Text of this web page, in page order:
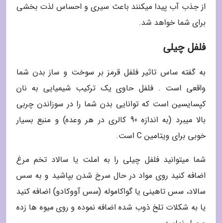
از جذب آب پیدا میکنند باعث سیری و احساس لذت بخشی
برای شما خواهد شد.
فلفل چیلی
به گفته ساس تاثیر فلفل قرمز بر سوخت و ساز بدن شما
واقعی است . فلفل حاوی یک ترکیب شیمیایی به نان
کپسایسین است که توانایی بدن شما را در سوزاندن چربی
بالا میبرد (به اندازه 90 کالری در هر وعده) و منبع بسیار
خوبی برای ویتامین C است.
شما میتوانید فلفل چیلی را به املت یا سالاد تخم مرغ
اضافه کنید روی مواد در حال سرخ شدن بپاشید و به سس
سالاد، سس تاهینی یا گواکاموله (سس آووکادو) اضافه کنید
یا به شکلات تلخ ذوب شده اضافه نموده و روی میوه ها زده